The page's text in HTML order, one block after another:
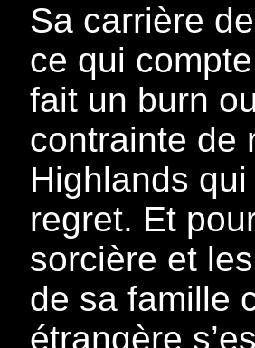
Sa carrière
ce qui
fait un burn
contrainte de
Highlands
regret. Et
sorcière et
de sa famille
étrangère